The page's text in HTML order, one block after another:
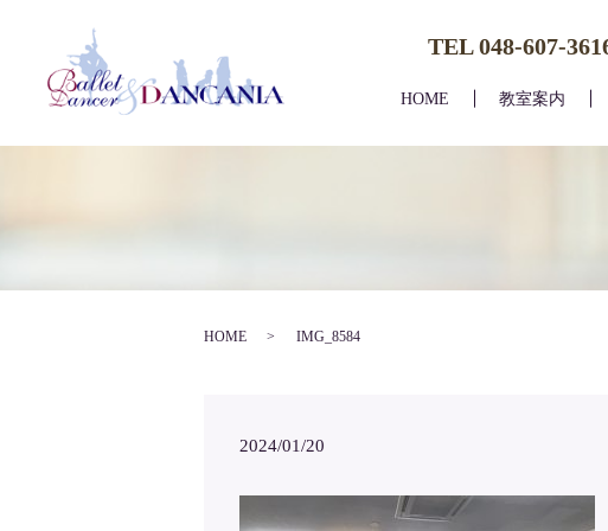
HOME 教室案内
TEL 048-607-
HOME IMG_8584
2024/01/20